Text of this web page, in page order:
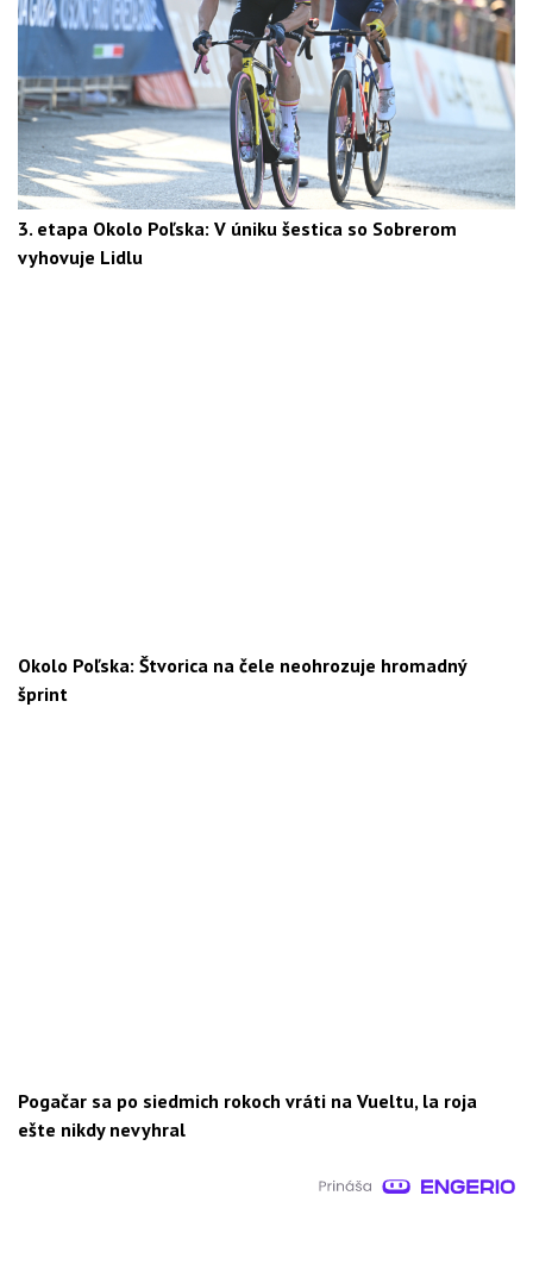
3. etapa Okolo Poľska: V úniku šestica so Sobrerom
vyhovuje Lidlu
Okolo Poľska: Štvorica na čele neohrozuje hromadný
šprint
Pogačar sa po siedmich rokoch vráti na Vueltu, la roja
ešte nikdy nevyhral